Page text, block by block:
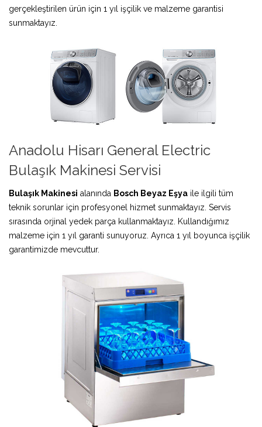
gerçekleştirilen ürün için 1 yıl işçilik ve malzeme garantisi
sunmaktayız.
Anadolu Hisarı General Electric
Bulaşık Makinesi Servisi
Bulaşık Makinesi alanında Bosch Beyaz Eşya ile ilgili tüm
teknik sorunlar için profesyonel hizmet sunmaktayız. Servis
sırasında orjinal yedek parça kullanmaktayız. Kullandığımız
malzeme için 1 yıl garanti sunuyoruz. Ayrıca 1 yıl boyunca işçilik
garantimizde mevcuttur.